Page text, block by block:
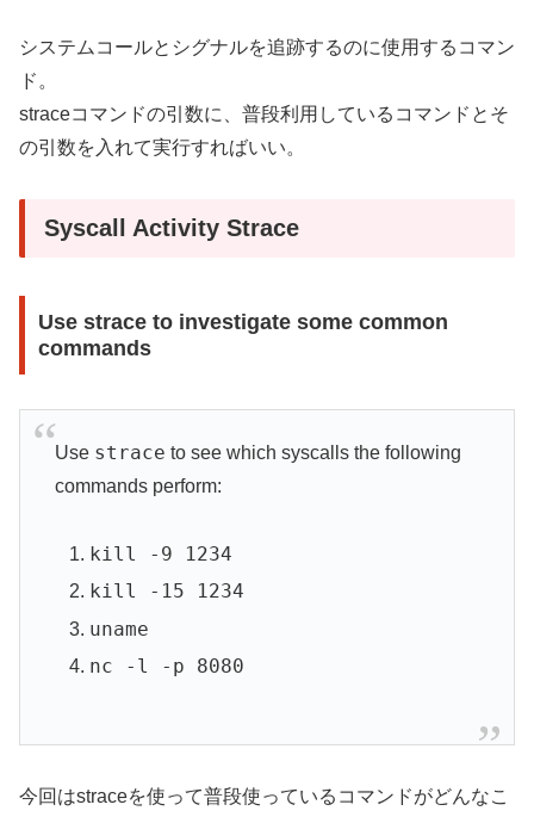
システムコールとシグナルを追跡するのに使用するコマン
ド。
straceコマンドの引数に、普段利用しているコマンドとそ
の引数を入れて実行すればいい。
Syscall Activity Strace
Use strace to investigate some common
commands
Use strace to see which syscalls the following
commands perform:
kill -9 1234
kill -15 1234
uname
nc -l -p 8080
今回はstraceを使って普段使っているコマンドがどんなこ